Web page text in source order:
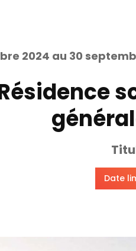
2024 au 30
Date